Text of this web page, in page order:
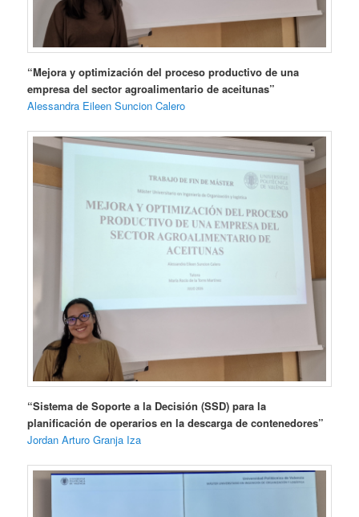
“Mejora y optimización del proceso productivo de una
empresa del sector agroalimentario de aceitunas”
Alessandra Eileen Suncion Calero
“Sistema de Soporte a la Decisión (SSD) para la
planificación de operarios en la descarga de contenedores”
Jordan Arturo Granja Iza